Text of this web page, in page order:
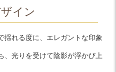
イン
揺れる度に、エレガントな印象
、光りを受けて陰影が浮かび上